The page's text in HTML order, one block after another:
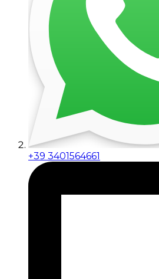
+39 3401564661